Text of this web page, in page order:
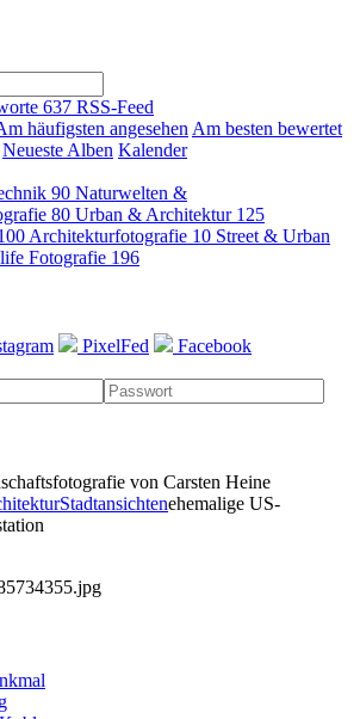
637 RSS-Feed
häufigsten angesehen Am besten bewertet
Neueste Alben Kalender
90 Naturwelten &
80 Urban & Architektur 125
Architekturfotografie 10 Street & Urban
Fotografie 196
PixelFed
Facebook
von Carsten Heine
Stadtansichtenehemalige US-